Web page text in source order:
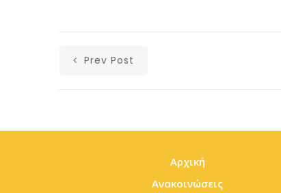
Prev Post
Αρχική
Ανακοινώσεις